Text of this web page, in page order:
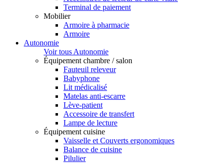
Terminal de paiement
Mobilier
Armoire à pharmacie
Armoire
Autonomie
Voir tous Autonomie
Équipement chambre / salon
Fauteuil releveur
Babyphone
Lit médicalisé
Matelas anti-escarre
Lève-patient
Accessoire de transfert
Lampe de lecture
Équipement cuisine
Vaisselle et Couverts ergonomiques
Balance de cuisine
Pilulier